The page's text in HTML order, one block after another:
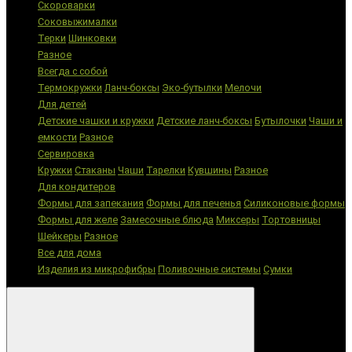
Скороварки
Соковыжималки
Терки Шинковки
Разное
Всегда с собой
Термокружки Ланч-боксы Эко-бутылки Мелочи
Для детей
Детские чашки и кружки Детские ланч-боксы Бутылочки Чаши и
емкости Разное
Сервировка
Кружки Стаканы Чаши Тарелки Кувшины Разное
Для кондитеров
Формы для запекания Формы для печенья Силиконовые формы
Формы для желе Замесочные блюда Миксеры Тортовницы
Шейкеры Разное
Все для дома
Изделия из микрофибры Поливочные системы Сумки